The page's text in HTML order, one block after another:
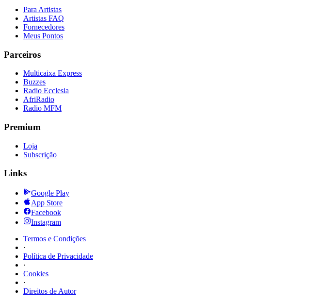
Para Artistas
Artistas FAQ
Fornecedores
Meus Pontos
Parceiros
Multicaixa Express
Buzzes
Radio Ecclesia
AfriRadio
Radio MFM
Premium
Loja
Subscrição
Links
Google Play
App Store
Facebook
Instagram
Termos e Condições
·
Política de Privacidade
·
Cookies
·
Direitos de Autor